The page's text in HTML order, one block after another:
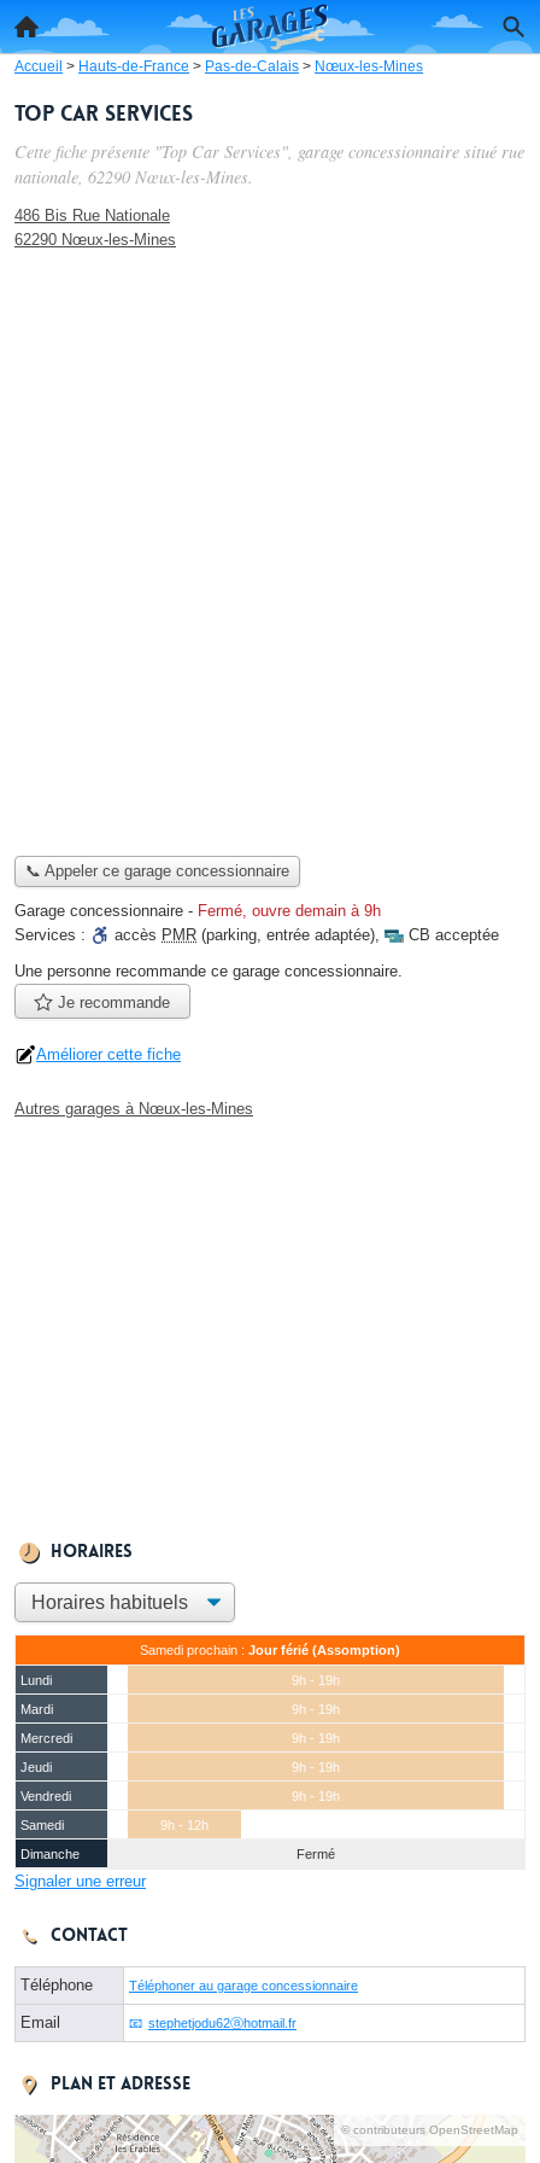
Accueil > Hauts-de-France > Pas-de-Calais > Nœux-les-Mines
Top Car Services
Cette fiche présente "Top Car Services", garage concessionnaire situé rue
nationale, 62290 Nœux-les-Mines.
486 Bis Rue Nationale
62290 Nœux-les-Mines
📞 Appeler ce garage concessionnaire
Garage concessionnaire - Fermé, ouvre demain à 9h
Services :
accès PMR (parking, entrée adaptée),
CB acceptée
Une personne recommande ce garage concessionnaire.
Je recommande
Améliorer cette fiche
Autres garages à Nœux-les-Mines
Horaires
Samedi prochain : Jour férié (Assomption)
Lundi
9h - 19h
Mardi
9h - 19h
Mercredi
9h - 19h
Jeudi
9h - 19h
Vendredi
9h - 19h
Samedi
9h - 12h
Dimanche
Fermé
Signaler une erreur
Contact
Téléphone Téléphoner au garage concessionnaire
Email stephetjodu62ⓐhotmail.fr
Plan et adresse
© contributeurs OpenStreetMap